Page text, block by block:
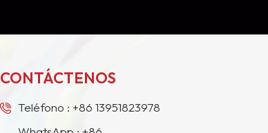
CONTÁCTENOS
Teléfono :+86 13951823978